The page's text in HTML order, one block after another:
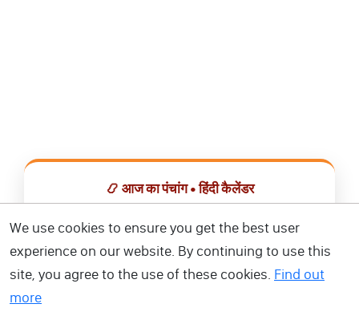
📿 आज का पंचांग • हिंदी कैलेंडर
📅 हिंदी कैलेंडर ऐप डाउनलोड करें
We use cookies to ensure you get the best user
experience on our website. By continuing to use this
site, you agree to the use of these cookies. Find out
more